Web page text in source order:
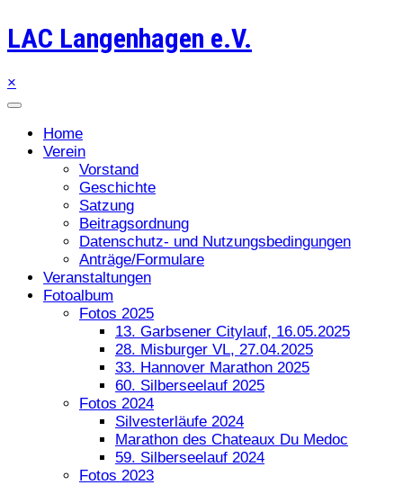
LAC Langenhagen e.V.
×
Home
Verein
Vorstand
Geschichte
Satzung
Beitragsordnung
Datenschutz- und Nutzungsbedingungen
Anträge/Formulare
Veranstaltungen
Fotoalbum
Fotos 2025
13. Garbsener Citylauf, 16.05.2025
28. Misburger VL, 27.04.2025
33. Hannover Marathon 2025
60. Silberseelauf 2025
Fotos 2024
Silvesterläufe 2024
Marathon des Chateaux Du Medoc
59. Silberseelauf 2024
Fotos 2023